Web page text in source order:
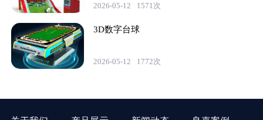
2026-05-12 1571次
3D数字台球
2026-05-12 1772次